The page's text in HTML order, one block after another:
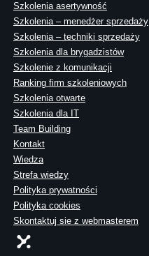
Szkolenia asertywność
Szkolenia – menedżer sprzedaży
Szkolenia – techniki sprzedaży
Szkolenia dla brygadzistów
Szkolenie z komunikacji
Ranking firm szkoleniowych
Szkolenia otwarte
Szkolenia dla IT
Team Building
Kontakt
Wiedza
Strefa wiedzy
Polityka prywatności
Polityka cookies
Skontaktuj sie z webmasterem